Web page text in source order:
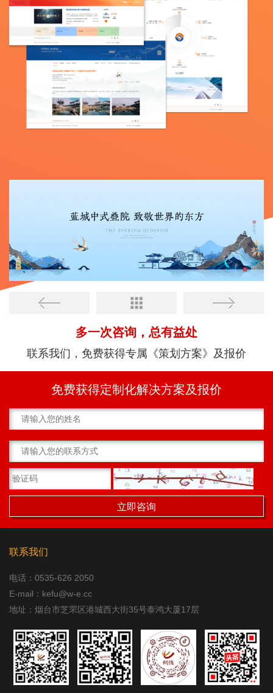
多一次咨询，总有益处
联系我们，免费获得专属《策划方案》及报价
免费获得定制化解决方案及报价
联系我们
电话： 0535-626 2050
E-mail：kefu@w-e.cc
地址：烟台市芝罘区港城西大街35号泰鸿大厦17层